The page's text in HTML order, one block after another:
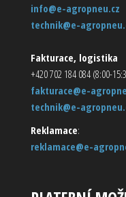
info@e-agropneu.cz
technik@e-
Fakturace, logistika
+420 702 184 084 (8:00-
fakturace@e-
technik@e-
Reklamace:
reklamace@e-